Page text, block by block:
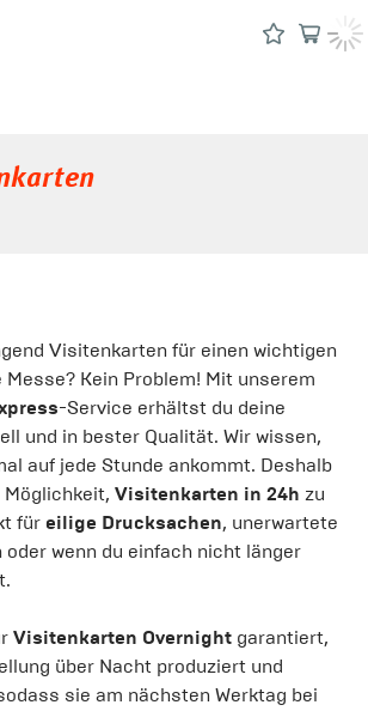
Visitenkarten für einen wichtigen
Messe? Kein Problem! Mit unserem
-Service erhältst du deine
und in bester Qualität. Wir wissen,
auf jede Stunde ankommt. Deshalb
Visitenkarten in 24h zu
für eilige Drucksachen, unerwartete
wenn du einfach nicht länger
Visitenkarten Overnight garantiert,
über Nacht produziert und
sie am nächsten Werktag bei